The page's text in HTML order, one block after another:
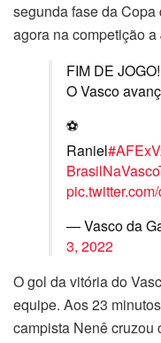
segunda fase da
agora na competição
FIM DE JOGO!
O Vasco
⚽
Raniel
— Vasco da
3, 2022
O gol da vitória do
equipe. Aos 23
campista Nenê cruzou